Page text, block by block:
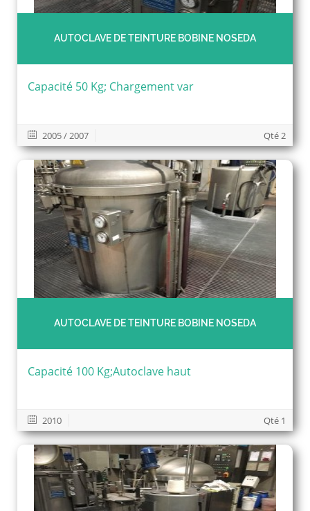
AUTOCLAVE DE TEINTURE BOBINE NOSEDA
Capacité 50 Kg; Chargement var
2005 / 2007 Qté 2
AUTOCLAVE DE TEINTURE BOBINE NOSEDA
Capacité 100 Kg;Autoclave haut
2010 Qté 1